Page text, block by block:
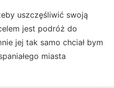
uszczęśliwić swoją
jest podróż do
jej tak samo chciał bym
miasta